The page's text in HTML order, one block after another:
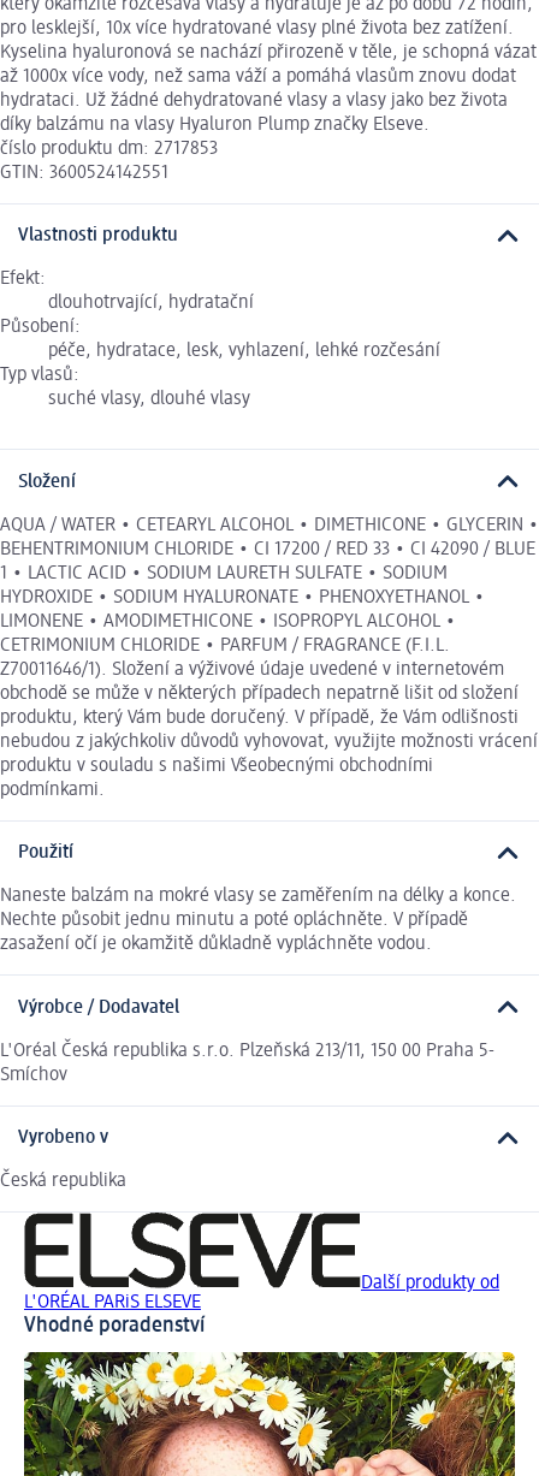
který okamžitě rozčesává vlasy a hydratuje je až po dobu 72 hodin,
pro lesklejší, 10x více hydratované vlasy plné života bez zatížení.
Kyselina hyaluronová se nachází přirozeně v těle, je schopná vázat
až 1000x více vody, než sama váží a pomáhá vlasům znovu dodat
hydrataci. Už žádné dehydratované vlasy a vlasy jako bez života
díky balzámu na vlasy Hyaluron Plump značky Elseve.
číslo produktu dm: 2717853
GTIN: 3600524142551
Vlastnosti produktu
Efekt:
dlouhotrvající, hydratační
Působení:
péče, hydratace, lesk, vyhlazení, lehké rozčesání
Typ vlasů:
suché vlasy, dlouhé vlasy
Složení
AQUA / WATER • CETEARYL ALCOHOL • DIMETHICONE • GLYCERIN •
BEHENTRIMONIUM CHLORIDE • CI 17200 / RED 33 • CI 42090 / BLUE
1 • LACTIC ACID • SODIUM LAURETH SULFATE • SODIUM
HYDROXIDE • SODIUM HYALURONATE • PHENOXYETHANOL •
LIMONENE • AMODIMETHICONE • ISOPROPYL ALCOHOL •
CETRIMONIUM CHLORIDE • PARFUM / FRAGRANCE (F.I.L.
Z70011646/1). Složení a výživové údaje uvedené v internetovém
obchodě se může v některých případech nepatrně lišit od složení
produktu, který Vám bude doručený. V případě, že Vám odlišnosti
nebudou z jakýchkoliv důvodů vyhovovat, využijte možnosti vrácení
produktu v souladu s našimi Všeobecnými obchodními
podmínkami.
Použití
Naneste balzám na mokré vlasy se zaměřením na délky a konce.
Nechte působit jednu minutu a poté opláchněte. V případě
zasažení očí je okamžitě důkladně vypláchněte vodou.
Výrobce / Dodavatel
L'Oréal Česká republika s.r.o. Plzeňská 213/11, 150 00 Praha 5-
Smíchov
Vyrobeno v
Česká republika
Další produkty od
L'ORÉAL PARiS ELSEVE
Vhodné poradenství